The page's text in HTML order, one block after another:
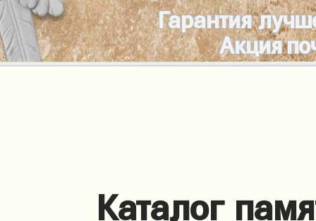
Гарантия
Акция
Каталог